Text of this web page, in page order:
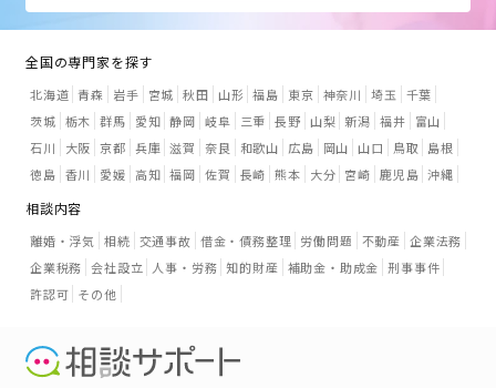
全国の専門家を探す
北海道 青森 岩手 宮城 秋田 山形 福島 東京 神奈川 埼玉
千葉
茨城 栃木 群馬 愛知 静岡 岐阜 三重 長野 山梨 新潟 福井
富山
石川
大阪 京都 兵庫 滋賀 奈良 和歌山 広島 岡山 山口 鳥取
島根
徳島 香川 愛媛 高知 福岡 佐賀 長崎 熊本 大分 宮崎 鹿児島 沖縄
相談内容
離婚・浮気 相続 交通事故 借金・債務整理 労働問題 不動産 企業法務
企業税務 会社設立 人事・労務 知的財産 補助金・助成金 刑事事件
許認可 その他